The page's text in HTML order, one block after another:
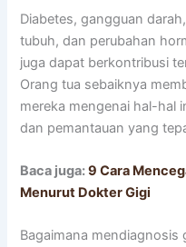
Diabetes, gangguan
tubuh, dan perubahan
juga dapat berkontribusi
Orang tua sebaiknya
mereka mengenai hal-hal
dan pemantauan yang
Baca juga:9 Cara
Menurut Dokter Gigi
Bagaimana mendiagnosis